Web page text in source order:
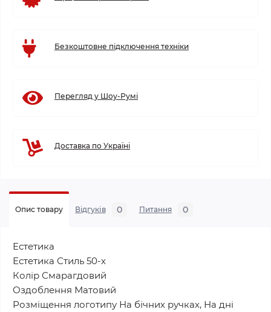
Безкоштовне підключення техніки
Перегляд у Шоу-Румі
Доставка по Україні
Опис товару Відгуків 0 Питання 0
Естетика
Естетика Стиль 50-х
Колір Смарагдовий
Оздоблення Матовий
Розміщення логотипу На бічних ручках, На дні